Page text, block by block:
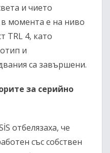
и чието
момента е на ниво
TRL 4, като
и
са завършени.
за серийно
отбелязаха, че
със собствен